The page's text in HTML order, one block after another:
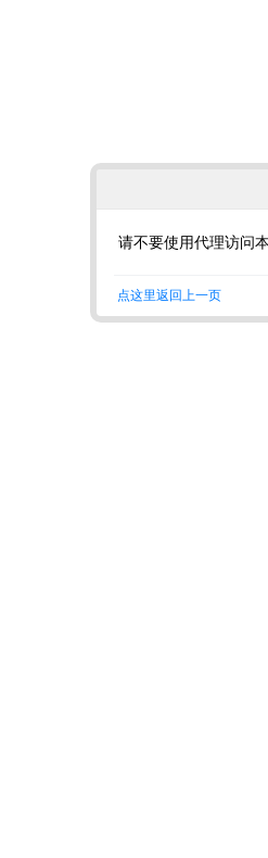
请不要使用代理访问
点这里返回上一页